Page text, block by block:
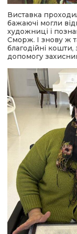
Виставка
бажаючі могли
художниці і
Сморж. І знову ж
благодійні кошти,
допомогу